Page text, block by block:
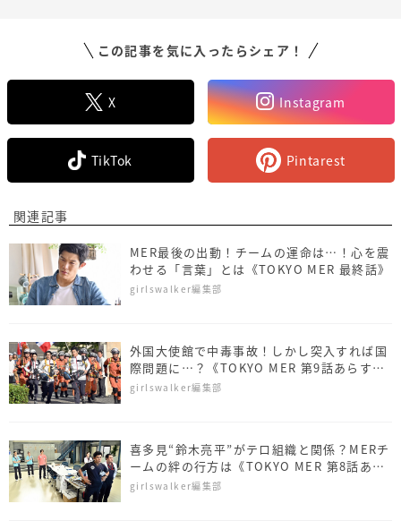
この記事を気に入ったらシェア！
X Instagram
TikTok Pintarest
関連記事
MER最後の出動！チームの運命は…！心を震
わせる「言葉」とは《TOKYO MER 最終話》
girlswalker編集部
外国大使館で中毒事故！しかし突入すれば国
際問題に…？《TOKYO MER 第9話あらす
じ》
girlswalker編集部
喜多見“鈴木亮平”がテロ組織と関係？MERチ
ームの絆の行方は《TOKYO MER 第8話あら
すじ》
girlswalker編集部